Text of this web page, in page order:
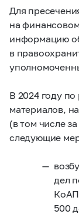
Для
на
информацию
в
В 2024 году по
материалов,
(в том числе
следующие
дел
КоАП
500